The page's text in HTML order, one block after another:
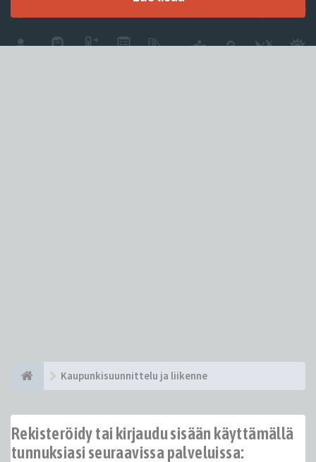
Kaupunkisuunnittelu ja liikenne
Rekisteröidy tai kirjaudu sisään käyttämällä
tunnuksiasi seuraavissa palveluissa: